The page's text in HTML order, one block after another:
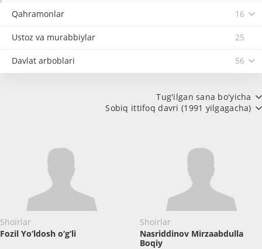
Qahramonlar 16
Ustoz va murabbiylar 25
Davlat arboblari 56
Tug'ilgan sana bo'yicha
Sobiq ittifoq davri (1991 yilgagacha)
Shoirlar
Fozil Yo‘ldosh o‘g‘li
Shoirlar
Nasriddinov ​Mirzaabdulla
Boqiy